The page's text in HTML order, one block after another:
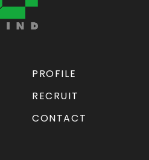
PROFILE
RECRUIT
CONTACT